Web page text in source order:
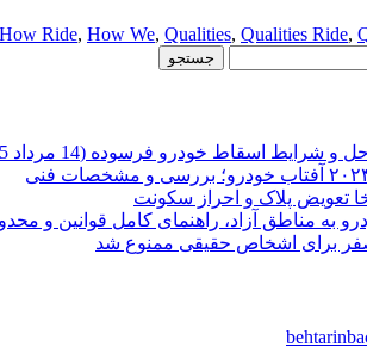
How Ride, How We, Qualities, Qualities Ride,
شرایط اسقاط خودرو فرسوده (14 مرداد 1405)
تعویض پلاک و احراز سکونت
به مناطق آزاد، راهنمای کامل قوانین و
برای اشخاص حقیقی ممنوع شد